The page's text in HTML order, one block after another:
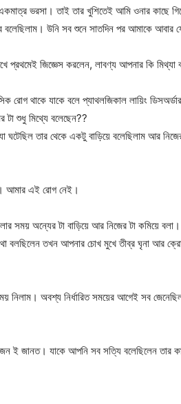
ভরসা। তাই তার খুশিতেই আমি ওনার কাছে
বলেছিলাম। উনি সব শুনে সাতদিন পর আমাকে আবার
প্রথমেই জিজ্ঞেস করলেন, লাবণ্য আপনার কি
রোগ থাকে যাকে বলে প্যাথলজিকাল লায়িং
টা শুধু মিথ্যে বলেছেন??
ঘটেছিল তার থেকে একটু বাড়িয়ে বলেছিলাম আর
আমার এই রোগ নেই।
সময় অন্যের টা বাড়িয়ে আর নিজের টা কমিয়ে
বলছিলেন তখন আপনার চোখ মুখে তীব্র ঘৃনা আর
অবশ্য নির্ধারিত সময়ের আগেই সব
ই জানত। যাকে আপনি সব সত্যি বলেছিলেন তার